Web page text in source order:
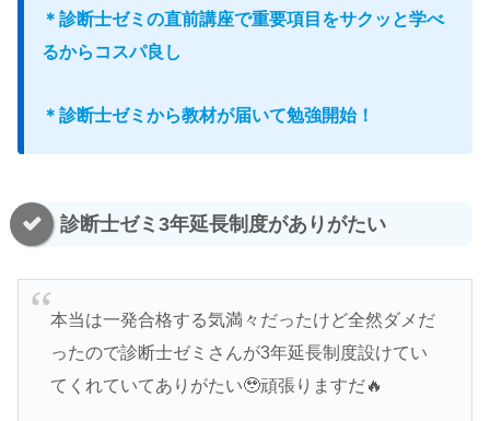
＊診断士ゼミの直前講座で重要項目をサクッと学べ
るからコスパ良し
＊診断士ゼミから教材が届いて勉強開始！
診断士ゼミ3年延長制度がありがたい
本当は一発合格する気満々だったけど全然ダメだ
ったので診断士ゼミさんが3年延長制度設けてい
てくれていてありがたい🥹頑張りますだ🔥